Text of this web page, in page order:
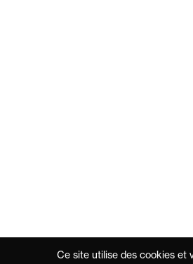
Ce site utilise des cookies et